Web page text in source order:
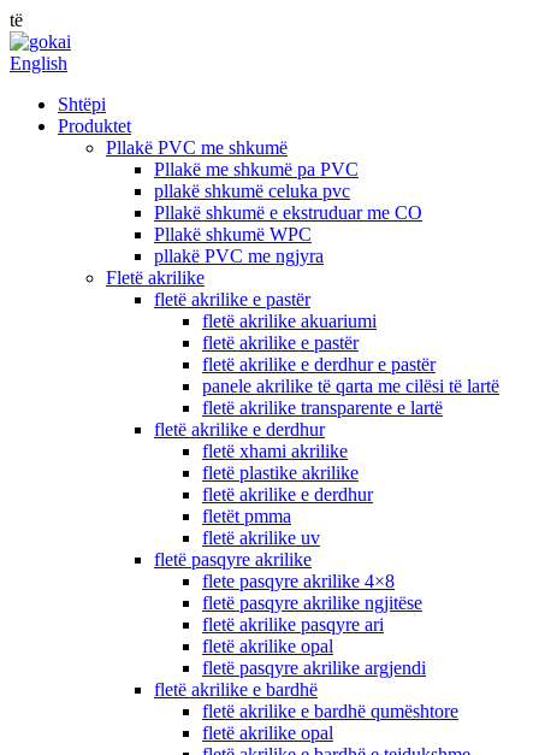
të
English
Shtëpi
Produktet
Pllakë PVC me shkumë
Pllakë me shkumë pa PVC
pllakë shkumë celuka pvc
Pllakë shkumë e ekstruduar me CO
Pllakë shkumë WPC
pllakë PVC me ngjyra
Fletë akrilike
fletë akrilike e pastër
fletë akrilike akuariumi
fletë akrilike e pastër
fletë akrilike e derdhur e pastër
panele akrilike të qarta me cilësi të lartë
fletë akrilike transparente e lartë
fletë akrilike e derdhur
fletë xhami akrilike
fletë plastike akrilike
fletë akrilike e derdhur
fletët pmma
fletë akrilike uv
fletë pasqyre akrilike
flete pasqyre akrilike 4×8
fletë pasqyre akrilike ngjitëse
fletë akrilike pasqyre ari
fletë akrilike opal
fletë pasqyre akrilike argjendi
fletë akrilike e bardhë
fletë akrilike e bardhë qumështore
fletë akrilike opal